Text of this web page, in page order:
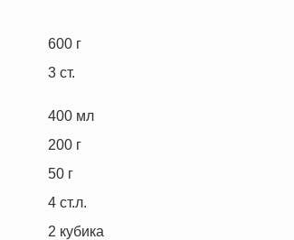
600 г
3 ст.
400 мл
200 г
50 г
4 ст.л.
2 кубика